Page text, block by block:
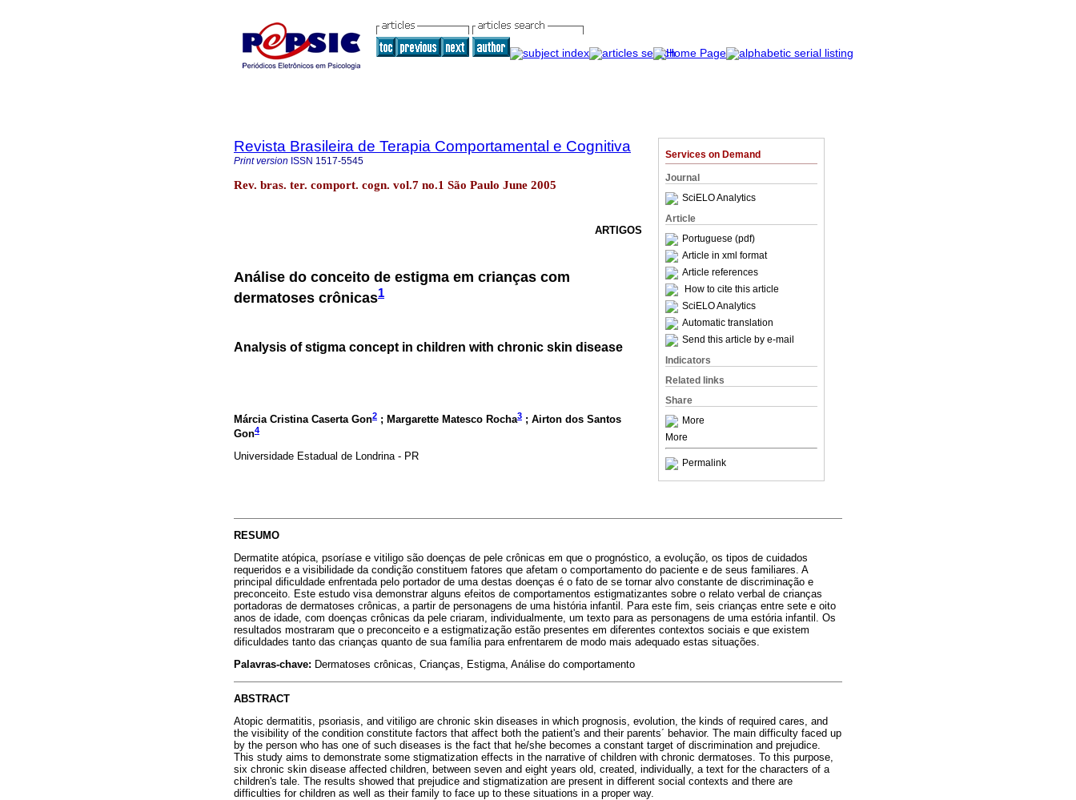
Services on Demand
Journal
SciELO Analytics
Article
Portuguese (pdf)
Article in xml format
Article references
How to cite this article
SciELO Analytics
Automatic translation
Send this article by e-mail
Indicators
Related links
Share
More
More
Permalink
Revista Brasileira de Terapia Comportamental e Cognitiva
Print version ISSN 1517-5545
Rev. bras. ter. comport. cogn. vol.7 no.1 São Paulo June 2005
ARTIGOS
Análise do conceito de estigma em crianças com
dermatoses crônicas1
Analysis of stigma concept in children with chronic skin disease
Márcia Cristina Caserta Gon2 ; Margarette Matesco Rocha3 ; Airton dos Santos
Gon4
Universidade Estadual de Londrina - PR
RESUMO
Dermatite atópica, psoríase e vitiligo são doenças de pele crônicas em que o prognóstico, a evolução, os tipos de cuidados
requeridos e a visibilidade da condição constituem fatores que afetam o comportamento do paciente e de seus familiares. A
principal dificuldade enfrentada pelo portador de uma destas doenças é o fato de se tornar alvo constante de discriminação e
preconceito. Este estudo visa demonstrar alguns efeitos de comportamentos estigmatizantes sobre o relato verbal de crianças
portadoras de dermatoses crônicas, a partir de personagens de uma história infantil. Para este fim, seis crianças entre sete e oito
anos de idade, com doenças crônicas da pele criaram, individualmente, um texto para as personagens de uma estória infantil. Os
resultados mostraram que o preconceito e a estigmatização estão presentes em diferentes contextos sociais e que existem
dificuldades tanto das crianças quanto de sua família para enfrentarem de modo mais adequado estas situações.
Palavras-chave: Dermatoses crônicas, Crianças, Estigma, Análise do comportamento
ABSTRACT
Atopic dermatitis, psoriasis, and vitiligo are chronic skin diseases in which prognosis, evolution, the kinds of required cares, and
the visibility of the condition constitute factors that affect both the patient's and their parents´ behavior. The main difficulty faced up
by the person who has one of such diseases is the fact that he/she becomes a constant target of discrimination and prejudice.
This study aims to demonstrate some stigmatization effects in the narrative of children with chronic dermatoses. To this purpose,
six chronic skin disease affected children, between seven and eight years old, created, individually, a text for the characters of a
children's tale. The results showed that prejudice and stigmatization are present in different social contexts and there are
difficulties for children as well as their family to face up to these situations in a proper way.